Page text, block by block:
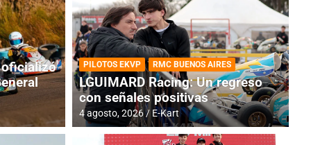
oficializó
PILOTOS EKVP RMC BUENOS AIRES
LGUIMARD Racing: Un regreso
con señales positivas
4 agosto, 2026 E-Kart